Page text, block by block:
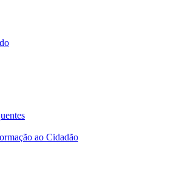
ao Cidadão